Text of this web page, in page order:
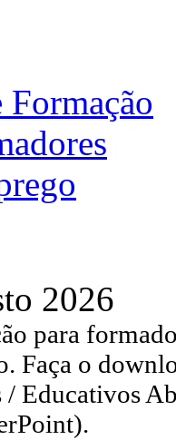
Formação
2026
para
Faça o
/ Educativos